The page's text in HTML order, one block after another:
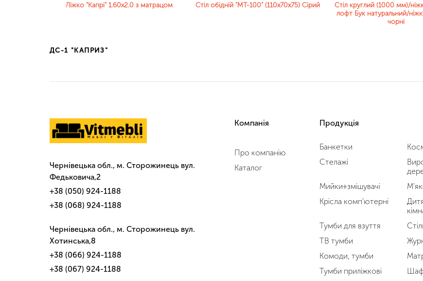
Ліжко "Капрі" 1.60х2.0 з матрацом Стіл обідній "MT-100" (110x70x75) Сірий
Стіл круглий (1000 мм)/
лофт Бук натуральний/
чорні
ДС-1 "КАПРИЗ"
Чернівецька обл., м. Сторожинець вул.
Федьковича,2
+38 (050) 924-1188
+38 (068) 924-1188
Чернівецька обл., м. Сторожинець вул.
Хотинська,8
+38 (066) 924-1188
+38 (067) 924-1188
Компанія
Про компанію
Каталог
Продукція
Банкетки
Стелажі
Мийки+змішувачі
Крісла комп'ютерні
Тумби для взуття
ТВ тумби
Комоди, тумби
Тумби приліжкові